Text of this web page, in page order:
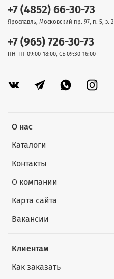
О нас
Каталоги
Контакты
О компании
Карта сайта
Вакансии
Клиентам
Как заказать
+7 (4852) 66-30-73
Ярославль, Московский пр. 97, п. 5, э. 2
+7 (965) 726-30-73
ПН-ПТ 09:00-18:00, СБ 09:30-16:00